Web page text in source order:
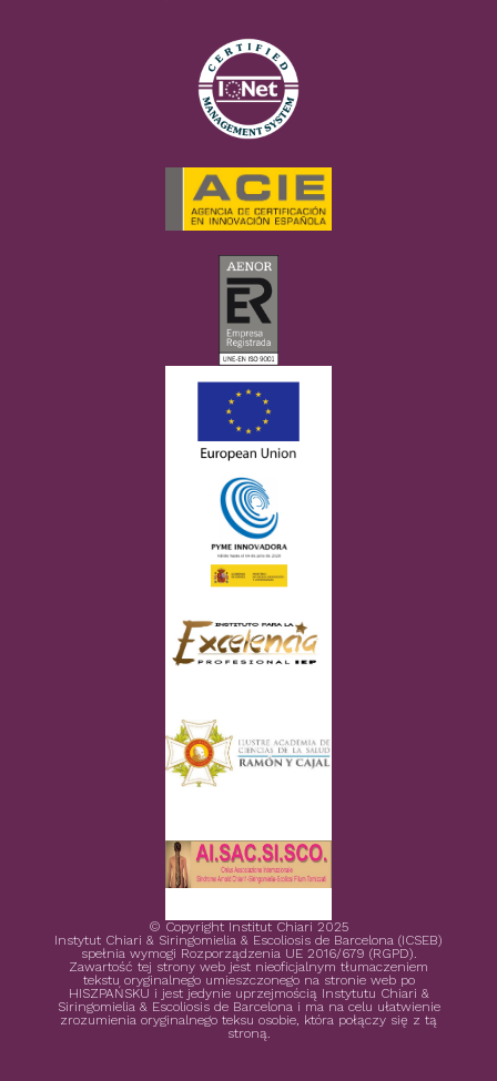
© Copyright Institut Chiari 2025
Instytut Chiari & Siringomielia & Escoliosis de Barcelona (ICSEB)
spełnia wymogi Rozporządzenia UE 2016/679 (RGPD).
Zawartość tej strony web jest nieoficjalnym tłumaczeniem
tekstu oryginalnego umieszczonego na stronie web po
HISZPAŃSKU i jest jedynie uprzejmością Instytutu Chiari &
Siringomielia & Escoliosis de Barcelona i ma na celu ułatwienie
zrozumienia oryginalnego teksu osobie, która połączy się z tą
stroną.